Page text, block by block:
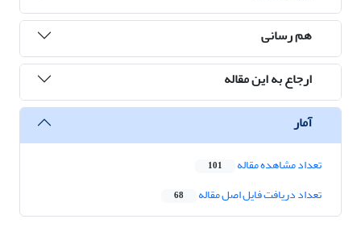
هم رسانی
ارجاع به این مقاله
آمار
تعداد مشاهده مقاله 101
تعداد دریافت فایل اصل مقاله 68